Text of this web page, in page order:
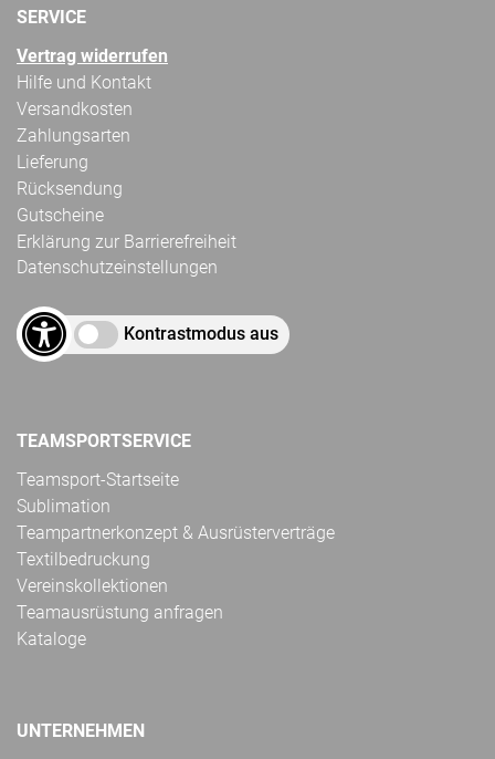
SERVICE
Vertrag widerrufen
Hilfe und Kontakt
Versandkosten
Zahlungsarten
Lieferung
Rücksendung
Gutscheine
Erklärung zur Barrierefreiheit
Datenschutzeinstellungen
Kontrastmodus aus
TEAMSPORTSERVICE
Teamsport-Startseite
Sublimation
Teampartnerkonzept & Ausrüsterverträge
Textilbedruckung
Vereinskollektionen
Teamausrüstung anfragen
Kataloge
UNTERNEHMEN